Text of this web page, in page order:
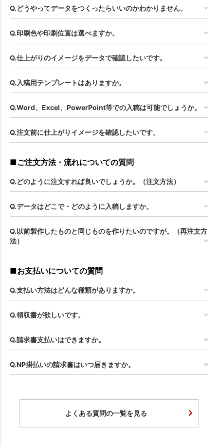
Q.どうやってデータをつくったらいいのかわかりません。
Q.印刷色や印刷位置は選べますか。
Q.仕上がりのイメージをデータで確認したいです。
Q.入稿用テンプレートはありますか。
Q.Word、Excel、PowerPoint等での入稿は可能でしょうか。
Q.注文前に仕上がりイメージを確認したいです。
■ご注文方法・流れについての質問
Q.どのように注文すれば良いでしょうか。（注文方法）
Q.データはどこで・どのように入稿しますか。
Q.以前製作したものと同じものを作りたいのですが。（再注文方
法）
■お支払いについての質問
Q.支払い方法はどんな種類がありますか。
Q.領収書が欲しいです。
Q.請求書支払いはできますか。
Q.NP掛払いの請求書はいつ届きますか。
よくある質問の一覧を見る